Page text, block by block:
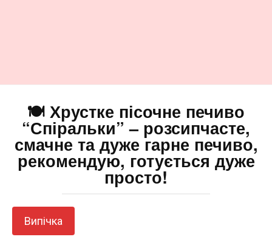
🍽️ Хрустке пісочне печиво
“Спіральки” – розсипчасте,
смачне та дуже гарне печиво,
рекомендую, готується дуже
просто!
Випічка